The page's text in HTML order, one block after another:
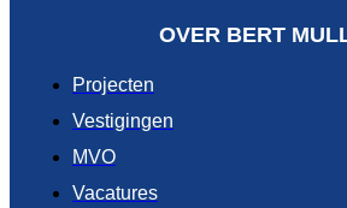
OVER BERT
Projecten
Vestigingen
MVO
Vacatures